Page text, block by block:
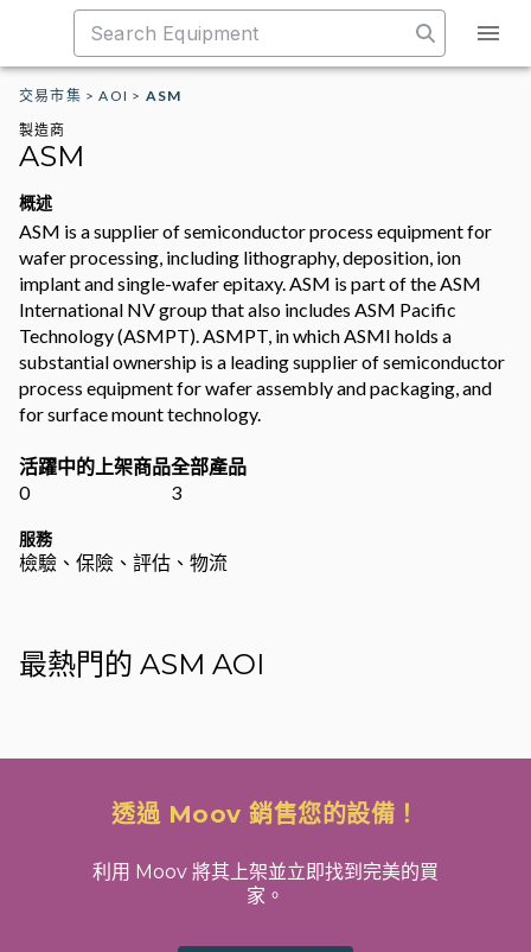
交易市集 >AOI > ASM
製造商
ASM
概述
ASM is a supplier of semiconductor process equipment for
wafer processing, including lithography, deposition, ion
implant and single-wafer epitaxy. ASM is part of the ASM
International NV group that also includes ASM Pacific
Technology (ASMPT). ASMPT, in which ASMI holds a
substantial ownership is a leading supplier of semiconductor
process equipment for wafer assembly and packaging, and
for surface mount technology.
活躍中的上架商品
0
全部產品
3
服務
檢驗、保險、評估、物流
最熱門的 ASM AOI
透過 Moov 銷售您的設備！
利用 Moov 將其上架並立即找到完美的買
家。